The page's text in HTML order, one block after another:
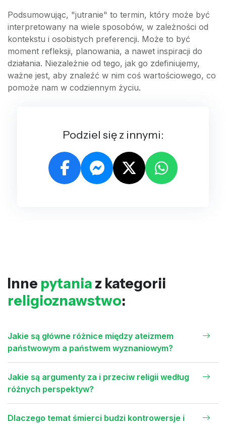
Podsumowując, "jutranie" to termin, który może być
interpretowany na wiele sposobów, w zależności od
kontekstu i osobistych preferencji. Może to być
moment refleksji, planowania, a nawet inspiracji do
działania. Niezależnie od tego, jak go zdefiniujemy,
ważne jest, aby znaleźć w nim coś wartościowego, co
pomoże nam w codziennym życiu.
Podziel się z innymi:
Inne pytania z kategorii
religioznawstwo:
Jakie są główne różnice między ateizmem
państwowym a państwem wyznaniowym?
Jakie są argumenty za i przeciw religii według
różnych perspektyw?
Dlaczego temat śmierci budzi kontrowersje i